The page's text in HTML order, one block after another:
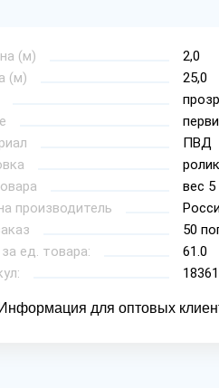
(м)
2,0
(м)
25,0
ПВД
ролик
вес 5
производитель
50
ед. товара:
61.0
18361
Информация для оптовых